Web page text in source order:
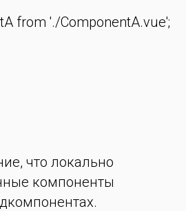
from './ComponentA.vue';
что локально
компоненты